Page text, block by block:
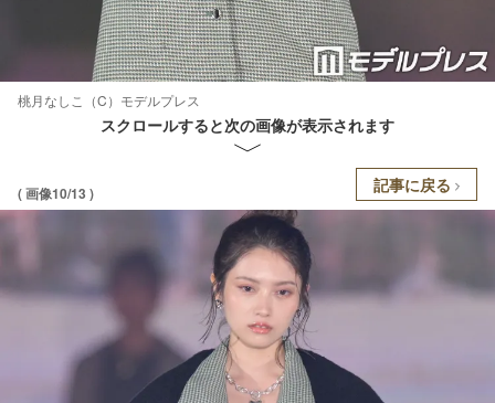
桃月なしこ（C）モデルプレス
スクロールすると次の画像が表示されます
( 画像10/13 ) 記事に戻る